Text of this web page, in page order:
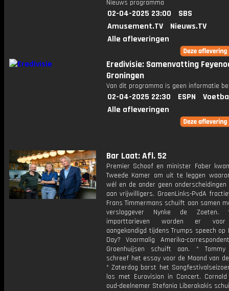
Nieuws programma
02-04-2025 23:00
SBS
Amusement.TV
Nieuws.TV
Alle afleveringen
Eredivisie: Samenvatting
Groningen
Van dit programma is geen informatie
02-04-2025 22:30 ESPN
Alle afleveringen
Bar Laat: Afl. 52
Premier Schoof en minister Faber
Tweede Kamer om uit te leggen
wél en de ander geen
aan vrijwilligers. GroenLinks-PvdA
Frans Timmermans schuift aan samen
verslaggever Nynke de Zoeten.
importtarieven worden er voor
aangekondigd tijdens Trumps speech op
Day? Voormalig Amerika-
Groenhuijsen schuift aan. * Tommy
schreef het essay voor de Maand van
* Zaterdag barst het
los met Eurovision in Concert.
oud-deelnemer Stefania Liberakakis